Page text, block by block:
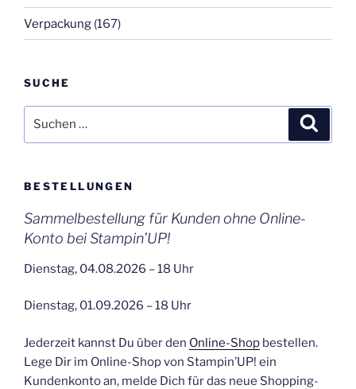
Verpackung (167)
SUCHE
nach:
BESTELLUNGEN
Sammelbestellung für Kunden ohne Online-
Konto bei Stampin’UP!
Dienstag, 04.08.2026 – 18 Uhr
Dienstag, 01.09.2026 – 18 Uhr
Jederzeit kannst Du über den Online-Shop bestellen.
Lege Dir im Online-Shop von Stampin’UP! ein
Kundenkonto an, melde Dich für das neue Shopping-